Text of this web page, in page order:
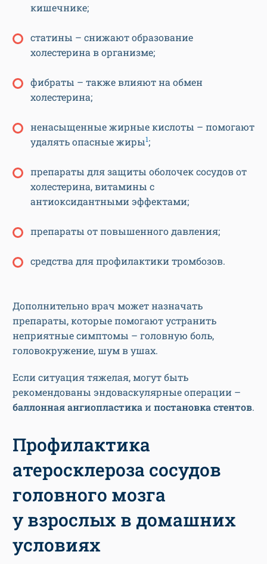
кишечнике;
статины – снижают образование
холестерина в организме;
фибраты – также влияют на обмен
холестерина;
ненасыщенные жирные кислоты – помогают
удалять опасные жиры1;
препараты для защиты оболочек сосудов от
холестерина, витамины с
антиоксидантными эффектами;
препараты от повышенного давления;
средства для профилактики тромбозов.
Дополнительно врач может назначать
препараты, которые помогают устранить
неприятные симптомы – головную боль,
головокружение, шум в ушах.
Если ситуация тяжелая, могут быть
рекомендованы эндоваскулярные операции –
баллонная ангиопластикаи постановка стентов.
Профилактика
атеросклероза сосудов
головного мозга
у взрослых в домашних
условиях